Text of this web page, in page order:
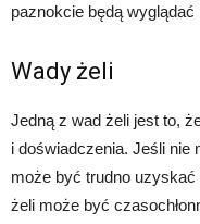
paznokcie będą wyglądać
Wady żeli
Jedną z wad żeli jest to,
i doświadczenia. Jeśli nie
może być trudno
żeli może być